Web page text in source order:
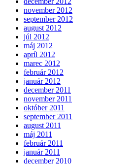
november 2012
september 2012
august 2012
júl 2012
máj 2012
apríl 2012
marec 2012
február 2012
január 2012
december 2011
november 2011
október 2011
september 2011
august 2011
máj 2011
február 2011
január 2011
december 2010